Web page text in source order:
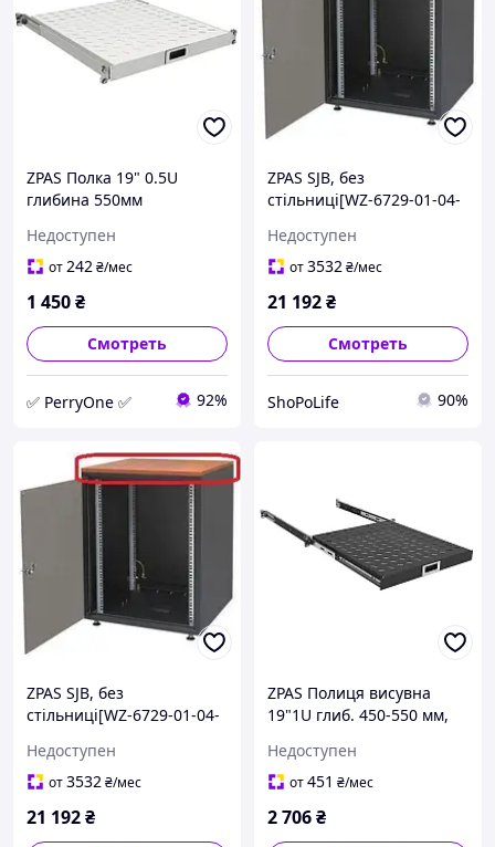
ZPAS Полка 19" 0.5U
глибина 550мм
вантажопідйомність 70кг,
сіра PER
Недоступен
от242₴/мес
1 450₴
Смотреть
✅ PerryOne ✅ 92%
ZPAS SJB, без
стільниці[WZ-6729-01-04-
Недоступен
от3532₴/мес
21 192₴
Смотреть
ShoPoLife 90%
ZPAS SJB, без
стільниці[WZ-6729-01-04-
Недоступен
от3532₴/мес
21 192₴
ZPAS Полиця висувна
19"1U глиб. 450-550 мм,
Недоступен
от451 ₴/мес
2 706₴